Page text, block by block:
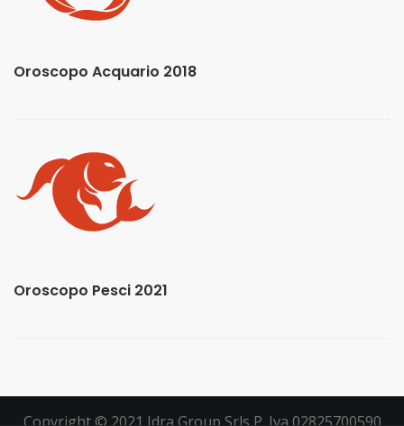
Oroscopo Acquario 2018
Oroscopo Pesci 2021
Copyright © 2021 Idra Group Srls P. Iva 02825700590